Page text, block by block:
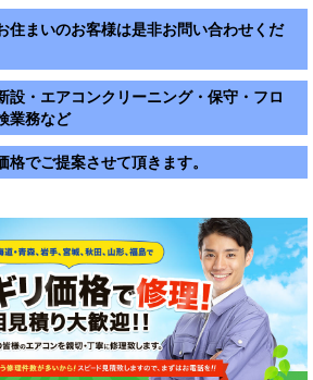
住まいのお客様は是非お問い合わせくだ
設・エアコンクリーニング・保守・フロ
業務など
でご提案させて頂きます。